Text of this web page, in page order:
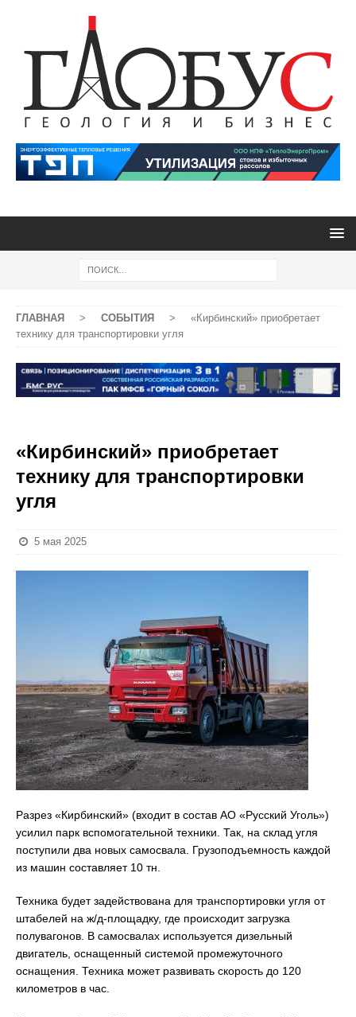
ГЛАВНАЯ > СОБЫТИЯ >
«Кирбинский» приобретает
технику для транспортировки угля
«Кирбинский» приобретает
технику для транспортировки
угля
5 мая 2025
Разрез «Кирбинский» (входит в состав АО «Русский Уголь»)
усилил парк вспомогательной техники. Так, на склад угля
поступили два новых самосвала. Грузоподъемность каждой
из машин составляет 10 тн.
Техника будет задействована для транспортировки угля от
штабелей на ж/д-площадку, где происходит загрузка
полувагонов. В самосвалах используется дизельный
двигатель, оснащенный системой промежуточного
оснащения. Техника может развивать скорость до 120
километров в час.